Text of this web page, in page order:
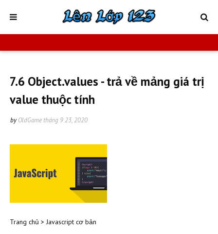
7.6 Object.values - trả về mảng giá trị
value thuộc tính
by OldGame tháng 9 23, 2020
Trang chủ > Javascript cơ bản